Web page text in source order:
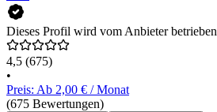
Dieses Profil wird vom Anbieter betrieben
4,5 (675)
•
Preis: Ab 2,00 € / Monat
(675 Bewertungen)